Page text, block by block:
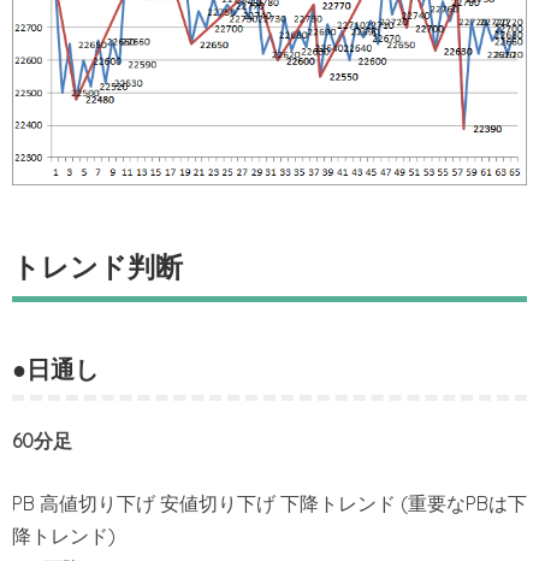
トレンド判断
●日通し
60分足
PB 高値切り下げ 安値切り下げ 下降トレンド (重要なPBは下
降トレンド)